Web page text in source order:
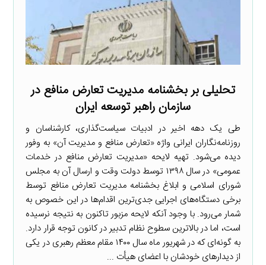
تحلیلی بر بخشنامه مدیریت تعارض منافع در
سازمان راهبر توسعه ایران
طی یک دهه اخیر در ادبیات سیاست‌گذاری، کارشناسان و
روزنامه‌نگاران ایرانی واژه «تعارض منافع و مدیریت آن» به وفور
دیده می‌شود. تهیه لایحه «مدیریت تعارض منافع در خدمات
عمومی» در سال ۱۳۹۸ توسط دولت وقت و ارسال آن به مجلس
شورای اسلامی و ابلاغ بخشنامه مدیریت تعارض منافع توسط
برخی دستگاه‌های اجرایی جدی‌ترین اقدام‌ها در این خصوص به
شمار می‌رود. با وجود آنکه لایحه مزبور تاکنون به نتیجه نرسیده
است، اما در بالاترین سطوح نظام تدبیر در کانون توجه قرار دارد.
به گونه‌ای که در شهریور ماه سال ۱۴۰۰ مقام معظم رهبری در یکی
از دیدارهای خودشان با اعضای هیأت ...